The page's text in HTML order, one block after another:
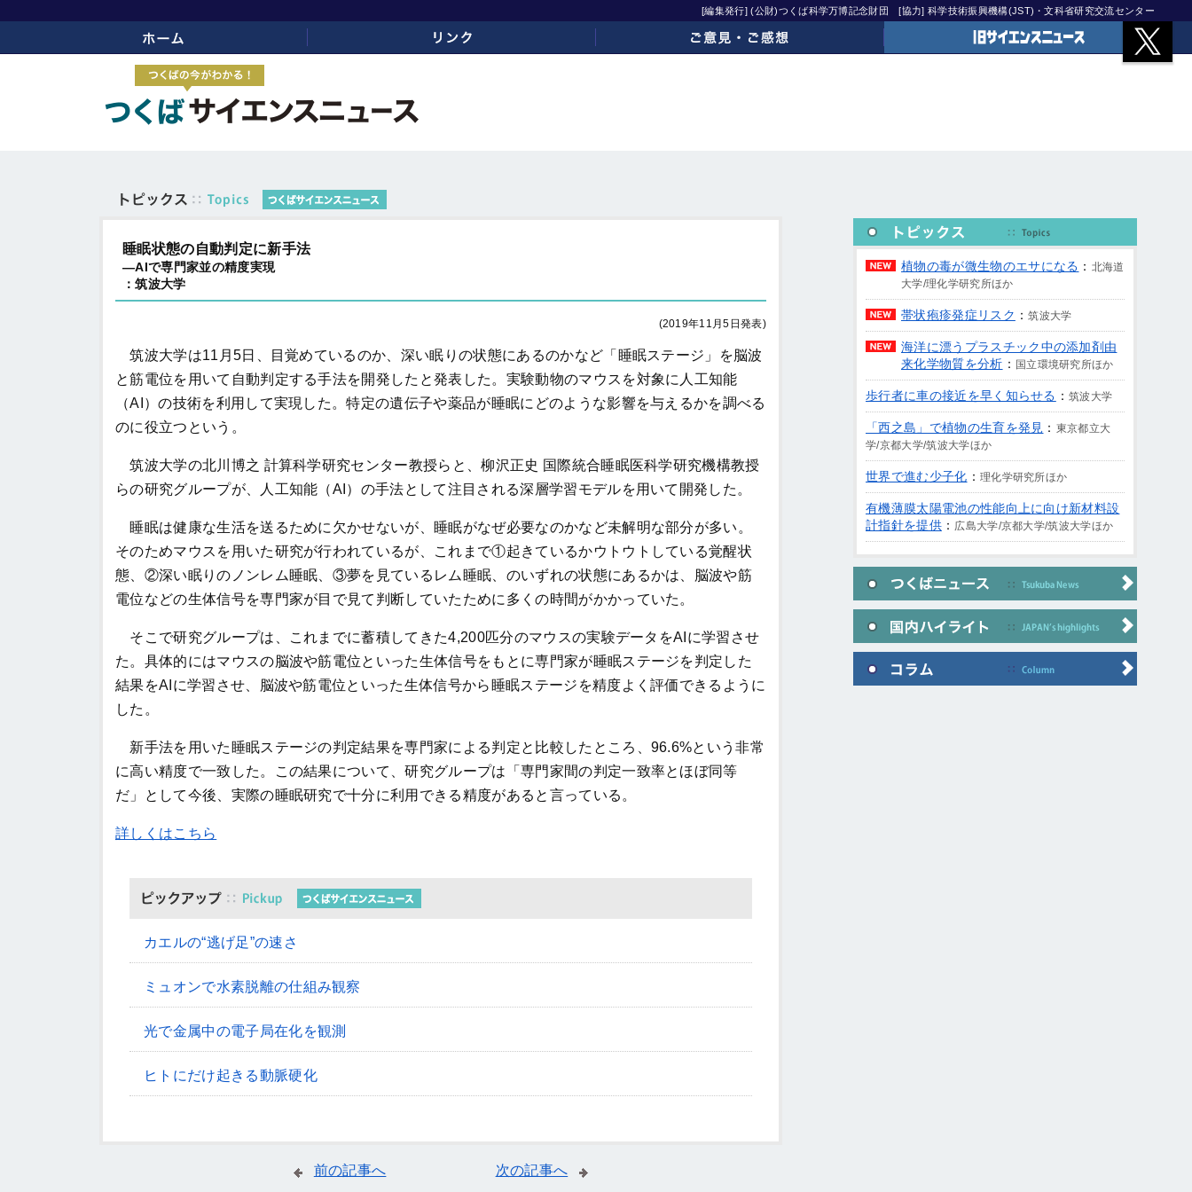
[編集発行] (公財)つくば科学万博記念財団 [協力] 科学技術振興機構(JST)・文科省研究交流センター
ホーム リンク ご意見・ご感想 旧サイエンスニュース
睡眠状態の自動判定に新手法
―AIで専門家並の精度実現
：筑波大学
(2019年11月5日発表)
筑波大学は11月5日、目覚めているのか、深い眠りの状態にあるのかなど「睡眠ステージ」を脳波
と筋電位を用いて自動判定する手法を開発したと発表した。実験動物のマウスを対象に人工知能
（AI）の技術を利用して実現した。特定の遺伝子や薬品が睡眠にどのような影響を与えるかを調べる
のに役立つという。
筑波大学の北川博之 計算科学研究センター教授らと、柳沢正史 国際統合睡眠医科学研究機構教授
らの研究グループが、人工知能（AI）の手法として注目される深層学習モデルを用いて開発した。
睡眠は健康な生活を送るために欠かせないが、睡眠がなぜ必要なのかなど未解明な部分が多い。
そのためマウスを用いた研究が行われているが、これまで①起きているかウトウトしている覚醒状
態、②深い眠りのノンレム睡眠、③夢を見ているレム睡眠、のいずれの状態にあるかは、脳波や筋
電位などの生体信号を専門家が目で見て判断していたために多くの時間がかかっていた。
そこで研究グループは、これまでに蓄積してきた4,200匹分のマウスの実験データをAIに学習させ
た。具体的にはマウスの脳波や筋電位といった生体信号をもとに専門家が睡眠ステージを判定した
結果をAIに学習させ、脳波や筋電位といった生体信号から睡眠ステージを精度よく評価できるように
した。
新手法を用いた睡眠ステージの判定結果を専門家による判定と比較したところ、96.6%という非常
に高い精度で一致した。この結果について、研究グループは「専門家間の判定一致率とほぼ同等
だ」として今後、実際の睡眠研究で十分に利用できる精度があると言っている。
詳しくはこちら
カエルの“逃げ足”の速さ
ミュオンで水素脱離の仕組み観察
光で金属中の電子局在化を観測
ヒトにだけ起きる動脈硬化
前の記事へ 次の記事へ
植物の毒が微生物のエサになる ： 北海道
大学/理化学研究所ほか
帯状疱疹発症リスク ：筑波大学
海洋に漂うプラスチック中の添加剤由
来化学物質を分析 ： 国立環境研究所ほか
歩行者に車の接近を早く知らせる ：筑波大学
「西之島」で植物の生育を発見 ： 東京都立大
学/京都大学/筑波大学ほか
世界で進む少子化 ： 理化学研究所ほか
有機薄膜太陽電池の性能向上に向け新材料設
計指針を提供： 広島大学/京都大学/筑波大学ほか